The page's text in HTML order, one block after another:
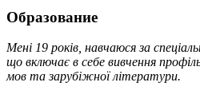
Образование
Мені 19 років, навчаюся за
що включає в себе вивчення
мов та зарубіжної літератури.